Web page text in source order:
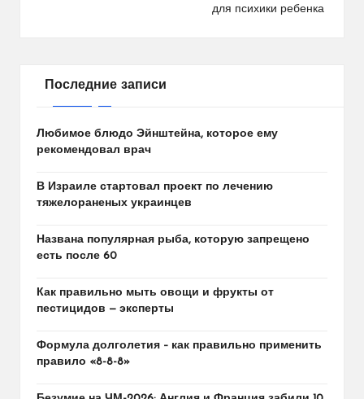
для психики ребенка
Последние записи
Любимое блюдо Эйнштейна, которое ему
рекомендовал врач
В Израиле стартовал проект по лечению
тяжелораненых украинцев
Названа популярная рыба, которую запрещено
есть после 60
Как правильно мыть овощи и фрукты от
пестицидов — эксперты
Формула долголетия – как правильно применить
правило «8-8-8»